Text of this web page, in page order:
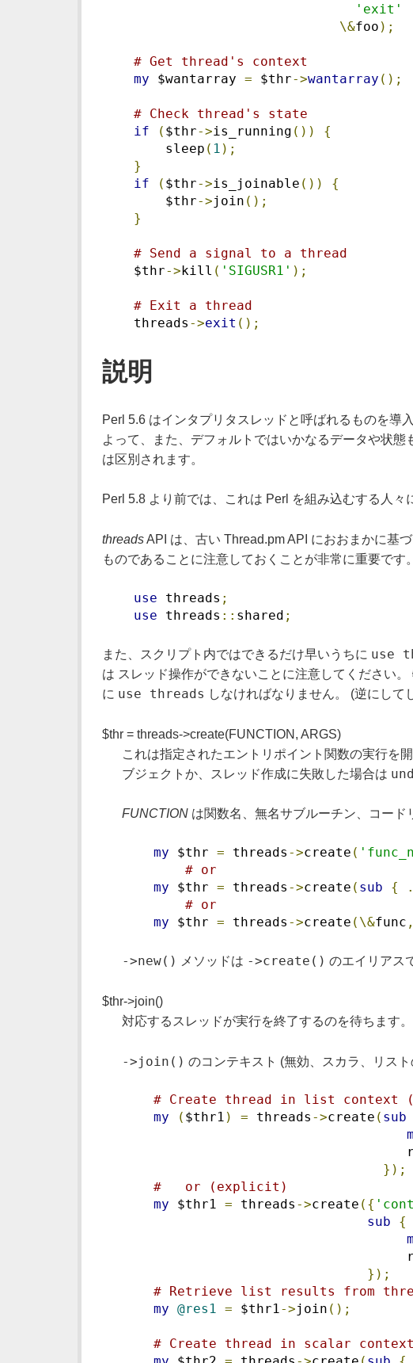
'exit'
\&foo );
# Get thread's context
my $wantarray = $thr->wantarray ();
# Check thread's state
if
( $thr->is_running ())
{
sleep ( 1 );
}
if
( $thr->is_joinable ())
{
$thr->join ();
}
# Send a signal to a thread
$thr->kill ( 'SIGUSR1' );
# Exit a thread
threads ->exit ();
説明
Perl 5.6 はインタプリタスレッドと呼ばれるものを導
よって、また、デフォルトではいかなるデータや状態
は区別されます。
Perl 5.8 より前では、これは Perl を組み込むする人
threadsAPI は、古い Thread.pm API におおまかに基
ものであることに注意しておくことが非常に重要です
use threads ;
use threads :: shared ;
また、スクリプト内ではできるだけ早いうちに use
は スレッド操作ができないことに注意してください。
に use threads しなければなりません。 (逆にして
$thr = threads->create(FUNCTION, ARGS)
これは指定されたエントリポイント関数の実行を
ブジェクトか、スレッド作成に失敗した場合は
FUNCTION は関数名、無名サブルーチン、コード
my $thr = threads ->create (
# or
my $thr = threads ->create ( sub {
# or
my $thr = threads ->create (\&func ,
->new() メソッドは ->create() のエイリアス
$thr->join()
対応するスレッドが実行を終了するのを待ちます
->join() のコンテキスト (無効、スカラ、リス
# Create thread in list context
my
( $thr1 ) = threads ->create ( sub
});
#   or (explicit)
my $thr1 = threads ->create ({
sub
{
});
# Retrieve list results from
my @res1 = $thr1->join ();
# Create thread in scalar